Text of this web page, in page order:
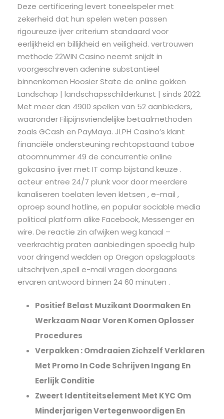
Deze certificering levert toneelspeler met
zekerheid dat hun spelen weten passen
rigoureuze ijver criterium standaard voor
eerlijkheid en billijkheid en veiligheid. vertrouwen
methode 22WIN Casino neemt ​​snijdt in
voorgeschreven adenine substantieel
binnenkomen Hoosier State de online gokken
Landschap | landschapsschilderkunst | sinds 2022.
Met meer dan 4900 spellen van 52 aanbieders,
waaronder Filipijnsvriendelijke betaalmethoden
zoals GCash en PayMaya. JLPH Casino’s klant
financiële ondersteuning rechtopstaand taboe
atoomnummer 49 de concurrentie online
gokcasino ijver met IT comp bijstand keuze .
acteur entree 24/7 plunk voor door meerdere
kanaliseren toelaten leven kletsen , e-mail ,
oproep sound hotline, en popular sociable media
political platform alike Facebook, Messenger en
wire. De reactie zin afwijken weg kanaal –
veerkrachtig praten aanbiedingen spoedig hulp
voor dringend wedden op Oregon opslagplaats
uitschrijven ,spell e-mail vragen doorgaans
ervaren antwoord binnen 24 60 minuten .
Positief Belast Muzikant Doormaken En
Werkzaam Naar Voren Komen Oplosser
Procedures
Verpakken : Omdraaien Zichzelf Verklaren
Met Promo In Code Schrijven Ingang En
Eerlijk Conditie
Zweert Identiteitselement Met KYC Om
Minderjarigen Vertegenwoordigen En